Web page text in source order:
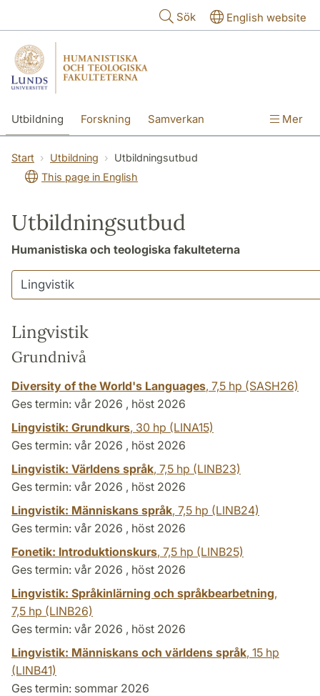
Sök English website
Utbildning Forskning Samverkan Mer
Start Utbildning
Utbildningsutbud
This page in English
Utbildningsutbud
Humanistiska och teologiska fakulteterna
Lingvistik
Grundnivå
Diversity of the World's Languages, 7,5 hp (SASH26)
Ges termin: vår 2026 , höst 2026
Lingvistik: Grundkurs, 30 hp (LINA15)
Ges termin: vår 2026 , höst 2026
Lingvistik: Världens språk, 7,5 hp (LINB23)
Ges termin: vår 2026 , höst 2026
Lingvistik: Människans språk, 7,5 hp (LINB24)
Ges termin: vår 2026 , höst 2026
Fonetik: Introduktionskurs, 7,5 hp (LINB25)
Ges termin: vår 2026 , höst 2026
Lingvistik: Språkinlärning och språkbearbetning,
7,5 hp (LINB26)
Ges termin: vår 2026 , höst 2026
Lingvistik: Människans och världens språk, 15 hp
(LINB41)
Ges termin: sommar 2026